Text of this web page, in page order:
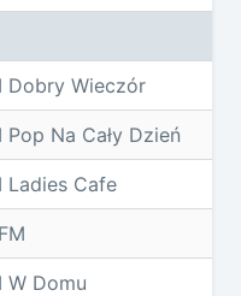
Dobry Wieczór
Pop Na Cały Dzień
Ladies Cafe
W Domu